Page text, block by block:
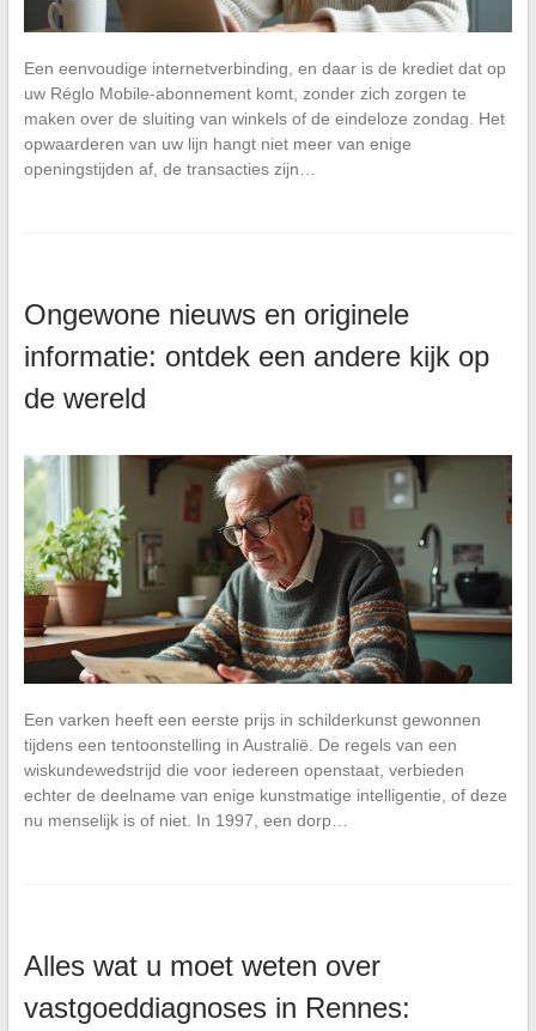
Een eenvoudige internetverbinding, en daar is de krediet dat op
uw Réglo Mobile-abonnement komt, zonder zich zorgen te
maken over de sluiting van winkels of de eindeloze zondag. Het
opwaarderen van uw lijn hangt niet meer van enige
openingstijden af, de transacties zijn…
Ongewone nieuws en originele
informatie: ontdek een andere kijk op
de wereld
Een varken heeft een eerste prijs in schilderkunst gewonnen
tijdens een tentoonstelling in Australië. De regels van een
wiskundewedstrijd die voor iedereen openstaat, verbieden
echter de deelname van enige kunstmatige intelligentie, of deze
nu menselijk is of niet. In 1997, een dorp…
Alles wat u moet weten over
vastgoeddiagnoses in Rennes: